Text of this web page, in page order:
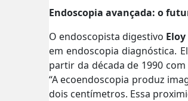
Endoscopia avançada: o
O endoscopista digestivo
em endoscopia diagnóstica.
partir da década de 1990
“A ecoendoscopia produz
dois centímetros. Essa